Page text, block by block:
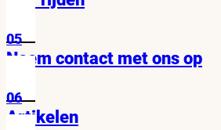
05
Neem contact met ons op
06
Artikelen